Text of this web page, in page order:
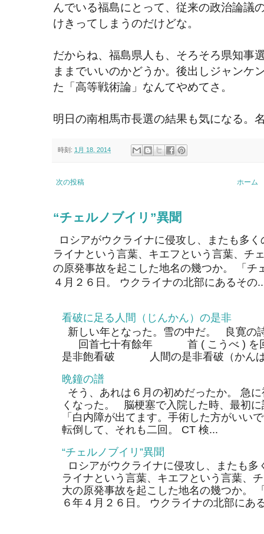
んでいる福島にとって、従来の政治論議
けきってしまうのだけどな。
だからね、福島県人も、そろそろ県知事
ままでいいのかどうか。後出しジャンケ
た「高等戦術論」なんてやめてさ。
明日の南相馬市長選の結果も気になる。
時刻: 1月 18, 2014
次の投稿 ホーム
“チェルノブイリ”異聞
ロシアがウクライナに侵攻し、またも多
ライナという言葉、キエフという言葉、チ
の原発事故を起こした地名の幾つか。 「チ
４月２６日。 ウクライナの北部にあるその
看破に足る人間（じんかん）の是非
新しい年となった。雪の中だ。 良寛の
回首七十有餘年 首 ( こうべ ) を回
是非飽看破 人間の是非看破（かん
晩鐘の譜
そう、あれは６月の初めだったか。 急
くなった。 脳梗塞で入院した時、最初
「白内障が出てます。手術した方がい
転倒して、それも二回。 CT 検...
“チェルノブイリ”異聞
ロシアがウクライナに侵攻し、またも
ライナという言葉、キエフという言葉、
大の原発事故を起こした地名の幾つか。
６年４月２６日。 ウクライナの北部にあ